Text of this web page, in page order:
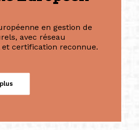
en gestion de
avec réseau
certification reconnue.